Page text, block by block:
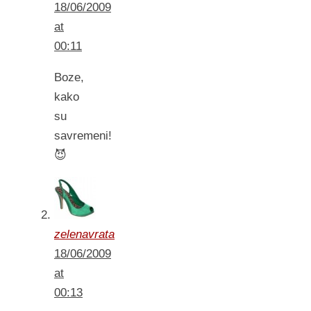
18/06/2009
at
00:11
Boze,
kako
su
savremeni!
😈
zelenavrata
18/06/2009
at
00:13